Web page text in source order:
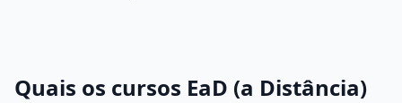
Quais os cursos EaD (a Distância)